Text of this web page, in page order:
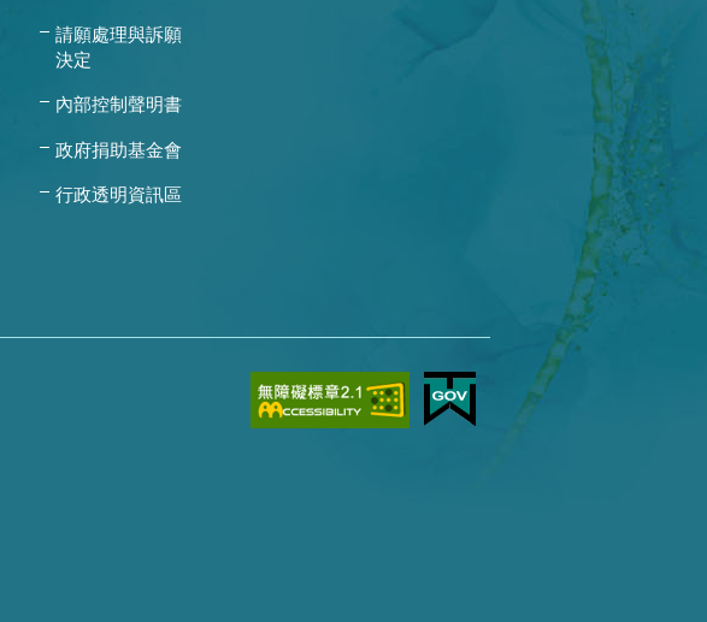
請願處理與訴願
決定
內部控制聲明書
政府捐助基金會
行政透明資訊區